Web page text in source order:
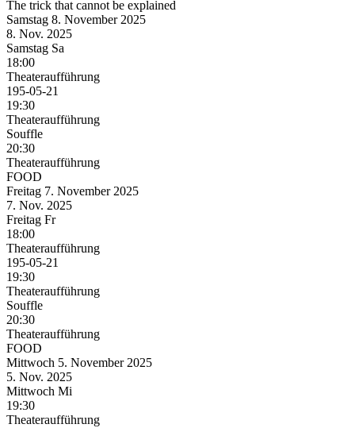
The trick that cannot be explained
Samstag 8. November 2025
8. Nov. 2025
Samstag Sa
18:00
Theateraufführung
195-05-21
19:30
Theateraufführung
Souffle
20:30
Theateraufführung
FOOD
Freitag 7. November 2025
7. Nov. 2025
Freitag Fr
18:00
Theateraufführung
195-05-21
19:30
Theateraufführung
Souffle
20:30
Theateraufführung
FOOD
Mittwoch 5. November 2025
5. Nov. 2025
Mittwoch Mi
19:30
Theateraufführung